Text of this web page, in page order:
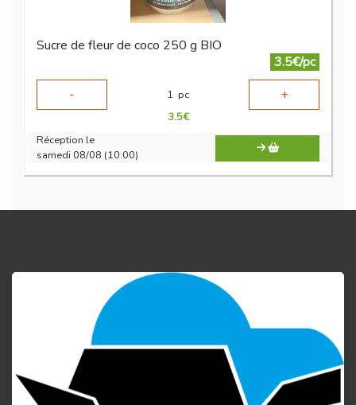
Sucre de fleur de coco 250 g BIO
3.5€/pc
-
1 pc +
3.5€
Réception le
samedi 08/08 (10:00)